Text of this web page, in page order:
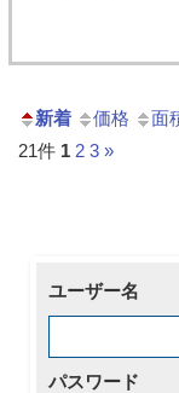
新着 価格 面
21件 1 2 3 »
ユーザー名
パスワード